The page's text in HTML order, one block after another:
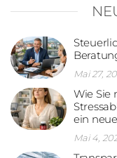
Mai 27,
Wie Sie
ein
Mai 4,